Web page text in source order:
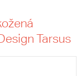
Tarsus